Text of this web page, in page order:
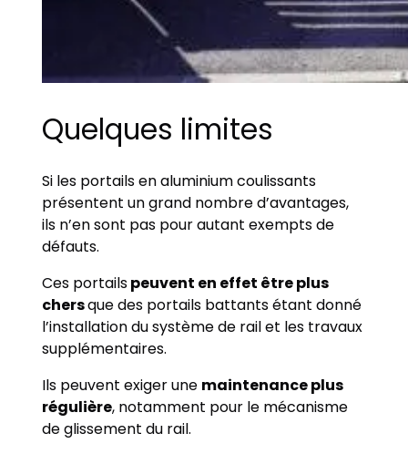
Quelques limites
Si les portails en aluminium coulissants
présentent un grand nombre d’avantages,
ils n’en sont pas pour autant exempts de
défauts.
Ces portailspeuvent en effet être plus
chersque des portails battants étant donné
l’installation du système de rail et les travaux
supplémentaires.
Ils peuvent exiger une maintenance plus
régulière, notamment pour le mécanisme
de glissement du rail.